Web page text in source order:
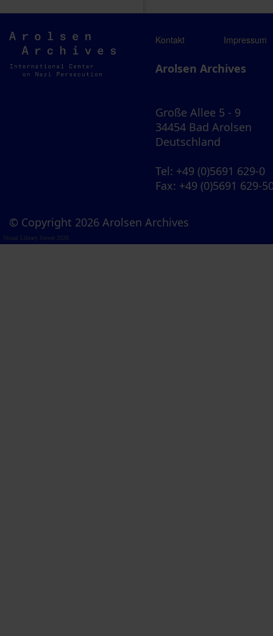
Arolsen
Archives
Kontakt Impressum
Arolsen Archives
Große Allee 5 - 9
34454 Bad Arolsen
Deutschland
Tel: +49 (0)5691 629-0
Fax: +49 (0)5691 629-
© Copyright 2026 Arolsen Archives
Visual Library Server 2026